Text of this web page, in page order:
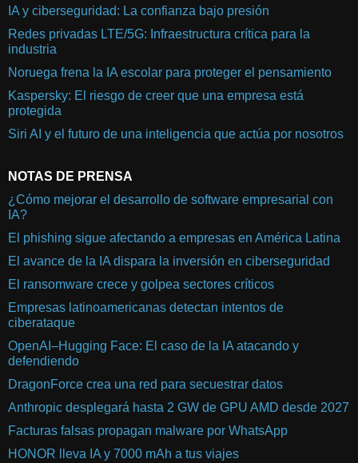
IA y ciberseguridad: La confianza bajo presión
Redes privadas LTE/5G: Infraestructura crítica para la
industria
Noruega frena la IA escolar para proteger el pensamiento
Kaspersky: El riesgo de creer que una empresa está
protegida
Siri AI y el futuro de una inteligencia que actúa por nosotros
NOTAS DE PRENSA
¿Cómo mejorar el desarrollo de software empresarial con
IA?
El phishing sigue afectando a empresas en América Latina
El avance de la IA dispara la inversión en ciberseguridad
El ransomware crece y golpea sectores críticos
Empresas latinoamericanas detectan intentos de
ciberataque
OpenAI–Hugging Face: El caso de la IA atacando y
defendiendo
DragonForce crea una red para secuestrar datos
Anthropic desplegará hasta 2 GW de GPU AMD desde 2027
Facturas falsas propagan malware por WhatsApp
HONOR lleva IA y 7000 mAh a tus viajes